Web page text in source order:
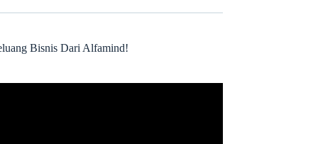
Bisnis Dari Alfamind!